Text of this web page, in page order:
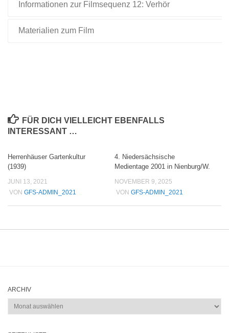
Informationen zur Filmsequenz 12: Verhör
Materialien zum Film
FÜR DICH VIELLEICHT EBENFALLS
INTERESSANT …
Herrenhäuser Gartenkultur
(1939)
JUNI 13, 2021
VON GFS-ADMIN_2021
4. Niedersächsische
Medientage 2001 in Nienburg/W.
NOVEMBER 9, 2025
VON GFS-ADMIN_2021
ARCHIV
Archiv